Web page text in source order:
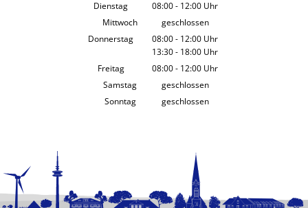
Dienstag 08:00- 12:00 Uhr
Von 08:00 bis 12:00 Uhr
Mittwoch
geschlossen
Donnerstag
08:00- 12:00 Uhr
Von 08:00 bis 12:00 Uhr
13:30- 18:00 Uhr
Von 13:30 bis 18:00 Uhr
Freitag 08:00- 12:00 Uhr
Von 08:00 bis 12:00 Uhr
Samstag
geschlossen
Sonntag
geschlossen